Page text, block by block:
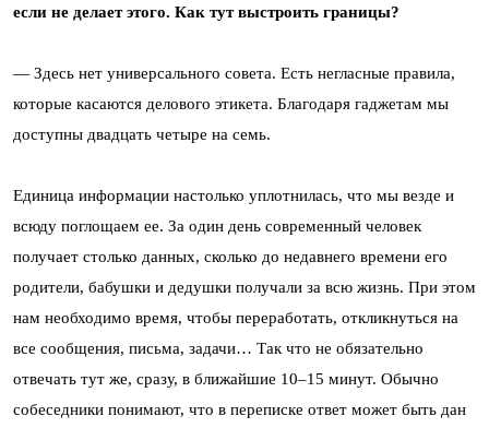
если не делает этого. Как тут выстроить границы?
— Здесь нет универсального совета. Есть негласные правила,
которые касаются делового этикета. Благодаря гаджетам мы
доступны двадцать четыре на семь.
Единица информации настолько уплотнилась, что мы везде и
всюду поглощаем ее. За один день современный человек
получает столько данных, сколько до недавнего времени его
родители, бабушки и дедушки получали за всю жизнь. При этом
нам необходимо время, чтобы переработать, откликнуться на
все сообщения, письма, задачи… Так что не обязательно
отвечать тут же, сразу, в ближайшие 10–15 минут. Обычно
собеседники понимают, что в переписке ответ может быть дан